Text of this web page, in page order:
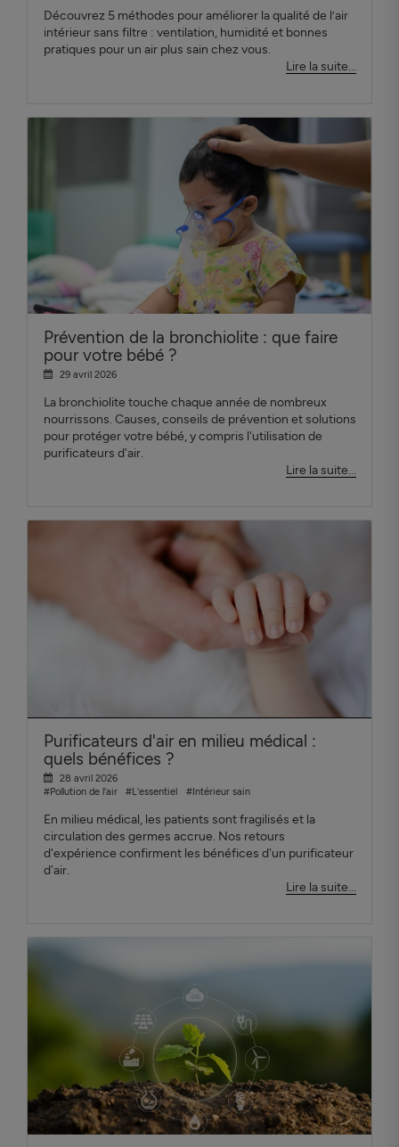
Découvrez 5 méthodes pour améliorer la qualité de l’air
intérieur sans filtre : ventilation, humidité et bonnes
pratiques pour un air plus sain chez vous.
Lire la suite...
Prévention de la bronchiolite : que faire
pour votre bébé ?
29 avril 2026
La bronchiolite touche chaque année de nombreux
nourrissons. Causes, conseils de prévention et solutions
pour protéger votre bébé, y compris l'utilisation de
purificateurs d'air.
Lire la suite...
Purificateurs d'air en milieu médical :
quels bénéfices ?
28 avril 2026
#Pollution de l'air
#L'essentiel #Intérieur sain
En milieu médical, les patients sont fragilisés et la
circulation des germes accrue. Nos retours
d'expérience confirment les bénéfices d'un purificateur
d'air.
Lire la suite...